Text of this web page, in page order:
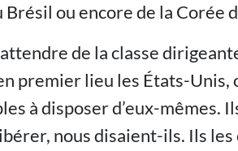
Brésil ou encore de la Corée
de la classe
premier lieu les États-Unis,
à disposer d’eux-mêmes.
nous disaient-ils. Ils